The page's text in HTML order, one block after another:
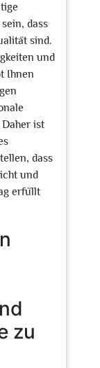
dass
sind.
und
Ihnen
ist
dass
und
erfüllt
zu